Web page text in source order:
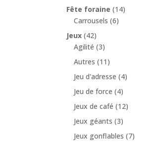
Fête foraine (14)
Carrousels (6)
Jeux (42)
Agilité (3)
Autres (11)
Jeu d'adresse (4)
Jeu de force (4)
Jeux de café (12)
Jeux géants (3)
Jeux gonflables (7)